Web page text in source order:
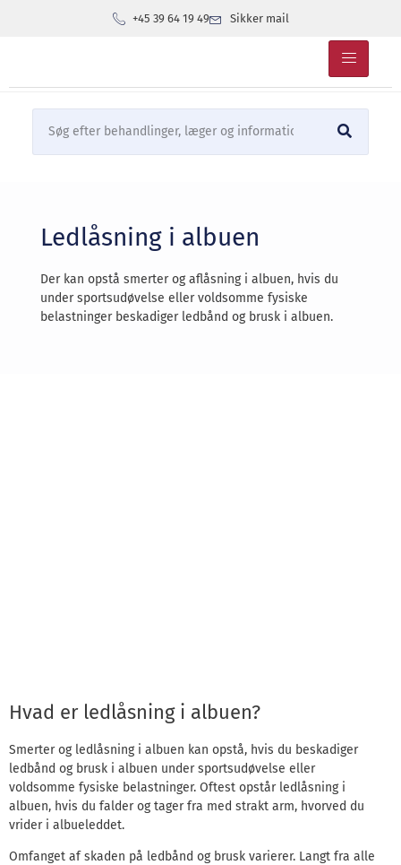
+45 39 64 19 49 Sikker mail
Ledlåsning i albuen
Der kan opstå smerter og aflåsning i albuen, hvis du
under sportsudøvelse eller voldsomme fysiske
belastninger beskadiger ledbånd og brusk i albuen.
Hvad er ledlåsning i albuen?
Smerter og ledlåsning i albuen kan opstå, hvis du beskadiger
ledbånd og brusk i albuen under sportsudøvelse eller
voldsomme fysiske belastninger. Oftest opstår ledlåsning i
albuen, hvis du falder og tager fra med strakt arm, hvorved du
vrider i albueleddet.
Omfanget af skaden på ledbånd og brusk varierer. Langt fra alle